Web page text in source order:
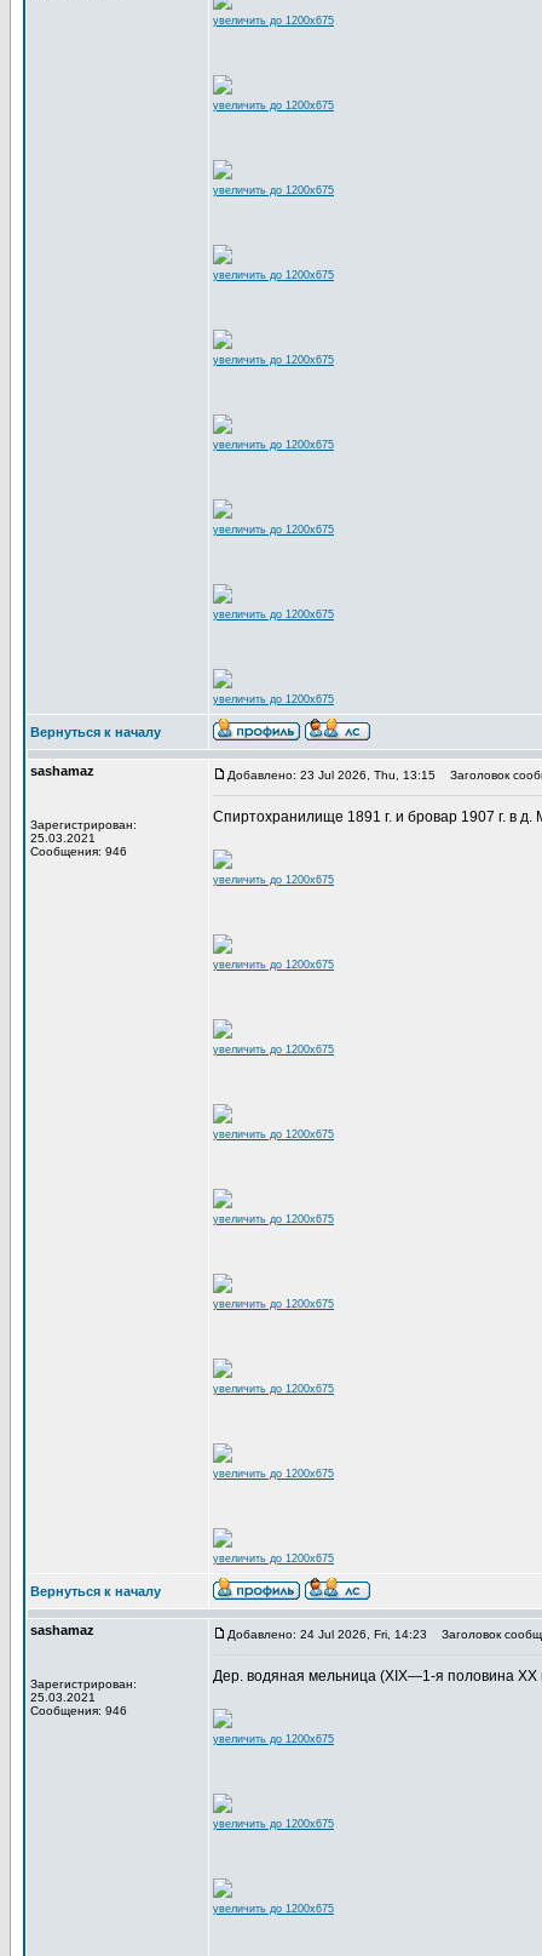
увеличить до 1200x675
увеличить до 1200x675
увеличить до 1200x675
увеличить до 1200x675
увеличить до 1200x675
увеличить до 1200x675
увеличить до 1200x675
увеличить до 1200x675
увеличить до 1200x675
Вернуться к началу
sashamaz
Зарегистрирован:
25.03.2021
Сообщения: 946
Добавлено: 23 Jul 2026, Thu, 13:15 Заголовок
Спиртохранилище 1891 г. и бровар 1907 г. в
увеличить до 1200x675
увеличить до 1200x675
увеличить до 1200x675
увеличить до 1200x675
увеличить до 1200x675
увеличить до 1200x675
увеличить до 1200x675
увеличить до 1200x675
увеличить до 1200x675
Вернуться к началу
sashamaz
Зарегистрирован:
25.03.2021
Сообщения: 946
Добавлено: 24 Jul 2026, Fri, 14:23 Заголовок
Дер. водяная мельница (XIX—1-я половина XX
увеличить до 1200x675
увеличить до 1200x675
увеличить до 1200x675